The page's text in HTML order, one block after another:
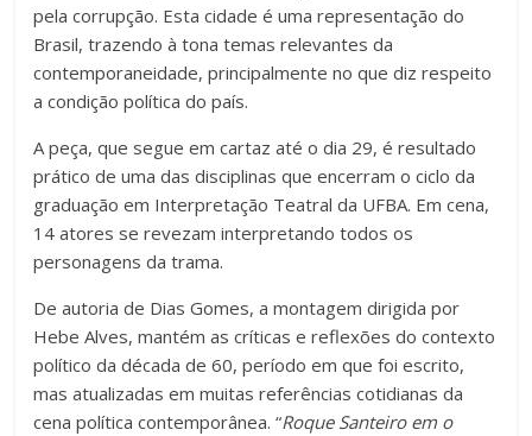
pela corrupção. Esta cidade é uma representação do
Brasil, trazendo à tona temas relevantes da
contemporaneidade, principalmente no que diz respeito
a condição política do país.
A peça, que segue em cartaz até o dia 29, é resultado
prático de uma das disciplinas que encerram o ciclo da
graduação em Interpretação Teatral da UFBA. Em cena,
14 atores se revezam interpretando todos os
personagens da trama.
De autoria de Dias Gomes, a montagem dirigida por
Hebe Alves, mantém as críticas e reflexões do contexto
político da década de 60, período em que foi escrito,
mas atualizadas em muitas referências cotidianas da
cena política contemporânea. “Roque Santeiro em o